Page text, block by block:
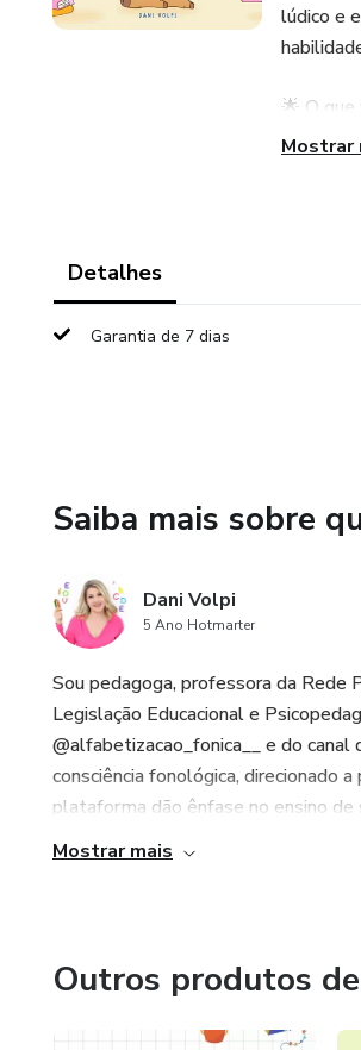
lúdico e
🌟 O
• Um
tempo.
prévio
•
no
Mostrar
Detalhes
Garantia de 7 dias
Saiba mais sobre
Dani Volpi
5 Ano Hotmarter
Sou pedagoga, professora da Rede
Legislação Educacional e
@alfabetizacao_fonica__ e do
consciência fonológica, direcionado
plataforma dão ênfase no ensino de
Mostrar mais
Outros produtos